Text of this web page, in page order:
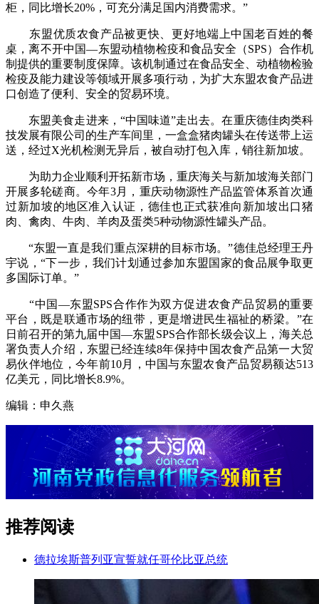
柜，同比增长20%，可充分满足国内消费需求。”
东盟优质农食产品被更快、更好地端上中国老百姓的餐
桌，离不开中国—东盟动植物检疫和食品安全（SPS）合作机
制提供的重要制度保障。该机制通过在食品安全、动植物检验
检疫及能力建设等领域开展多项行动，为扩大东盟农食产品进
口创造了便利、安全的贸易环境。
东盟美食走进来，“中国味道”走出去。在重庆德佳肉类科
技发展有限公司的生产车间里，一盒盒猪肉罐头在传送带上运
送，经过X光机检测无异后，被自动打包入库，销往新加坡。
为助力企业顺利开拓新市场，重庆海关与新加坡海关部门
开展多轮磋商。今年3月，重庆动物源性产品监管体系首次通
过新加坡的地区准入认证，德佳也正式获准向新加坡出口猪
肉、禽肉、牛肉、羊肉及蛋类5种动物源性罐头产品。
“东盟一直是我们重点深耕的目标市场。”德佳总经理王丹
宇说，“下一步，我们计划通过参加东盟国家的食品展争取更
多国际订单。”
“中国—东盟SPS合作作为双方促进农食产品贸易的重要
平台，既是联通市场的纽带，更是增进民生福祉的桥梁。”在
日前召开的第九届中国—东盟SPS合作部长级会议上，海关总
署负责人介绍，东盟已经连续8年保持中国农食产品第一大贸
易伙伴地位，今年前10月，中国与东盟农食产品贸易额达513
亿美元，同比增长8.9%。
编辑：申久燕
推荐阅读
德拉埃斯普列亚宣誓就任哥伦比亚总统